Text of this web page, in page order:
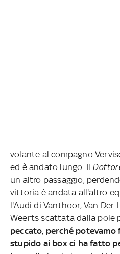
volante al compagno
ed è andato lungo. Il
un altro passaggio,
vittoria è andata all'altro
l'Audi di Vanthoor, Van Der
Weerts scattata dalla pole
peccato, perché
stupido ai box ci ha fatto